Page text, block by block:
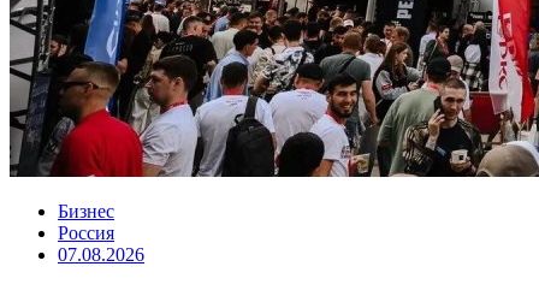
Бизнес
Россия
07.08.2026